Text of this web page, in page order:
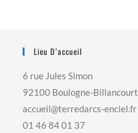
Lieu D’accueil
6 rue Jules Simon
92100 Boulogne-Billancourt
accueil@terredarcs-enciel.fr
01 46 84 01 37